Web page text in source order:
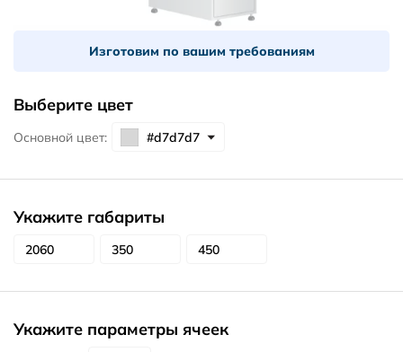
Изготовим по вашим требованиям
Выберите цвет
Основной цвет:
Укажите габариты
Укажите параметры ячеек